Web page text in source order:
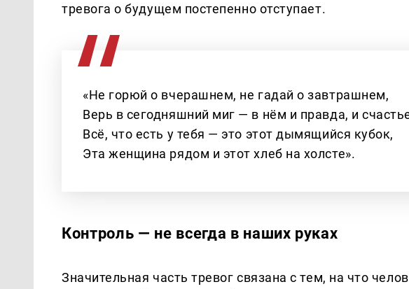
тревога о будущем постепенно отступает.
«Не горюй о вчерашнем, не гадай о завтрашнем,
Верь в сегодняшний миг — в нём и правда, и
Всё, что есть у тебя — это этот дымящийся кубок,
Эта женщина рядом и этот хлеб на холсте».
Контроль — не всегда в наших руках
Значительная часть тревог связана с тем, на что